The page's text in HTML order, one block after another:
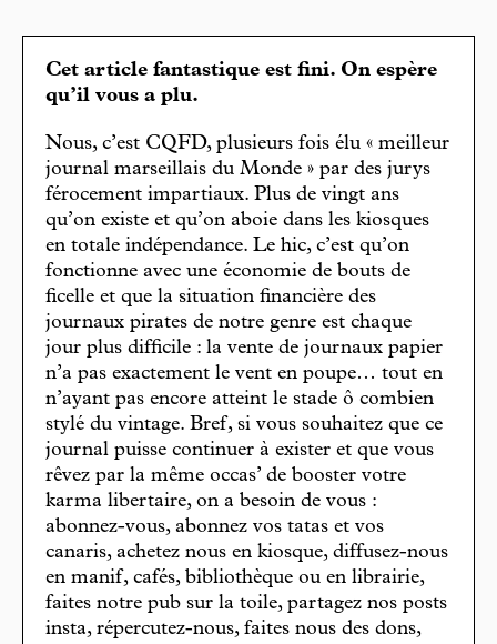
Cet article fantastique est fini. On espère
qu’il vous a plu.
Nous, c’est CQFD, plusieurs fois élu « meilleur
journal marseillais du Monde » par des jurys
férocement impartiaux. Plus de vingt ans
qu’on existe et qu’on aboie dans les kiosques
en totale indépendance. Le hic, c’est qu’on
fonctionne avec une économie de bouts de
ficelle et que la situation financière des
journaux pirates de notre genre est chaque
jour plus difficile : la vente de journaux papier
n’a pas exactement le vent en poupe… tout en
n’ayant pas encore atteint le stade ô combien
stylé du vintage. Bref, si vous souhaitez que ce
journal puisse continuer à exister et que vous
rêvez par la même occas’ de booster votre
karma libertaire, on a besoin de vous :
abonnez-vous, abonnez vos tatas et vos
canaris, achetez nous en kiosque, diffusez-nous
en manif, cafés, bibliothèque ou en librairie,
faites notre pub sur la toile, partagez nos posts
insta, répercutez-nous, faites nous des dons,